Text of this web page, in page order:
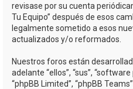
revisase por su cuenta
Tu Equipo” después de esos
legalmente sometido a esos
actualizados y/o reformados.
Nuestros foros están
adelante “ellos”, “sus”,
“phpBB Limited”, “phpBB